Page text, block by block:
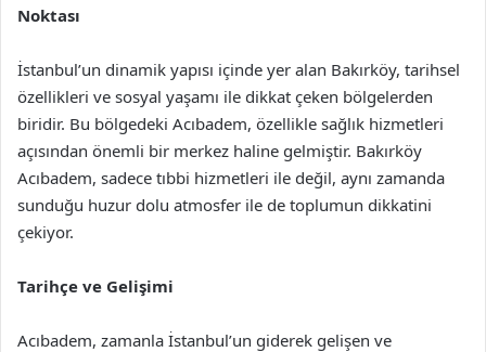
Noktası
İstanbul’un dinamik yapısı içinde yer alan Bakırköy, tarihsel
özellikleri ve sosyal yaşamı ile dikkat çeken bölgelerden
biridir. Bu bölgedeki Acıbadem, özellikle sağlık hizmetleri
açısından önemli bir merkez haline gelmiştir. Bakırköy
Acıbadem, sadece tıbbi hizmetleri ile değil, aynı zamanda
sunduğu huzur dolu atmosfer ile de toplumun dikkatini
çekiyor.
Tarihçe ve Gelişimi
Acıbadem, zamanla İstanbul’un giderek gelişen ve